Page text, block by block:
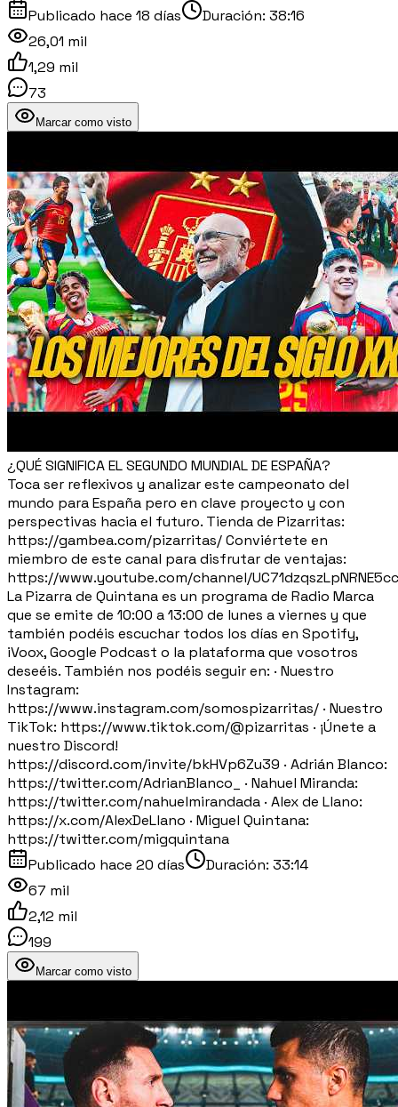
Publicado hace 18 días Duración: 38:16
26,01 mil
1,29 mil
73
Marcar como visto
¿QUÉ SIGNIFICA EL SEGUNDO MUNDIAL DE ESPAÑA?
Toca ser reflexivos y analizar este campeonato del
mundo para España pero en clave proyecto y con
perspectivas hacia el futuro. Tienda de Pizarritas:
https://gambea.com/pizarritas/ Conviértete en
miembro de este canal para disfrutar de ventajas:
https://www.youtube.com/channel/
La Pizarra de Quintana es un programa de Radio Marca
que se emite de 10:00 a 13:00 de lunes a viernes y que
también podéis escuchar todos los días en Spotify,
iVoox, Google Podcast o la plataforma que vosotros
deseéis. También nos podéis seguir en: · Nuestro
Instagram:
https://www.instagram.com/somospizarritas/ · Nuestro
TikTok: https://www.tiktok.com/@pizarritas · ¡Únete a
nuestro Discord!
https://discord.com/invite/bkHVp6Zu39 · Adrián Blanco:
https://twitter.com/AdrianBlanco_ · Nahuel Miranda:
https://twitter.com/nahuelmirandada · Alex de Llano:
https://x.com/AlexDeLlano · Miguel Quintana:
https://twitter.com/migquintana
Publicado hace 20 días Duración: 33:14
67 mil
2,12 mil
199
Marcar como visto